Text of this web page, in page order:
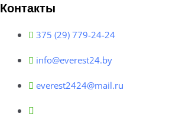
Контакты
375 (29) 779-24-24
info@everest24.by
everest2424@mail.ru